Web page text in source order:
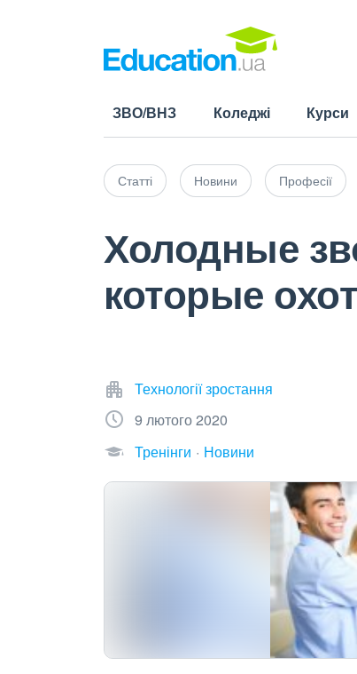
ЗВО/ВНЗ Коледжі Курси
Статті Новини Професії
Холодные
которые
Технології зростання
9 лютого 2020
Тренінги
Новини